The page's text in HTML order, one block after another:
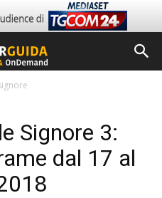
Signore 3:
dal 17 al